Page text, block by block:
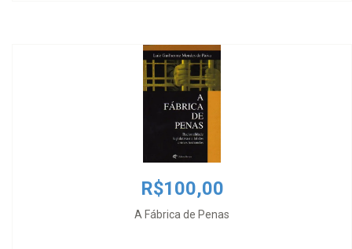
R$100,00
A Fábrica de Penas